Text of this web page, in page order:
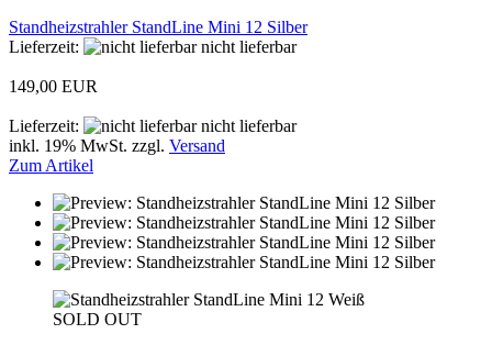
Standheizstrahler StandLine Mini 12 Silber
Lieferzeit:
nicht lieferbar
149,00 EUR
Lieferzeit:
nicht lieferbar
inkl. 19% MwSt. zzgl. Versand
Zum Artikel
SOLD OUT